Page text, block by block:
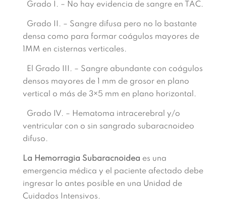
Grado I. – No hay evidencia de sangre en TAC.
Grado II. – Sangre difusa pero no lo bastante
densa como para formar coágulos mayores de
1MM en cisternas verticales.
El Grado III. – Sangre abundante con coágulos
densos mayores de 1 mm de grosor en plano
vertical o más de 3×5 mm en plano horizontal.
Grado IV. – Hematoma intracerebral y/o
ventricular con o sin sangrado subaracnoideo
difuso.
La Hemorragia Subaracnoidea es una
emergencia médica y el paciente afectado debe
ingresar lo antes posible en una Unidad de
Cuidados Intensivos.